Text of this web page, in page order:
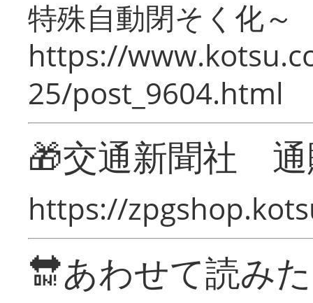
特殊自動閉そく化～
https://
25/post_9604.html
🎁交通新聞社
https://
🔛あわせて読み